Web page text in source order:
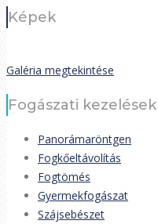
Képek
Galéria megtekintése
Fogászati kezelések
Panorámaröntgen
Fogkőeltávolítás
Fogtömés
Gyermekfogászat
Szájsebészet